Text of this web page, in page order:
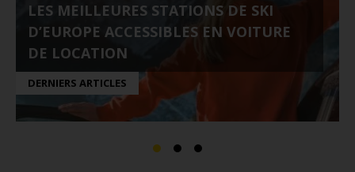
LES MEILLEURES STATIONS DE SKI
D’EUROPE ACCESSIBLES EN VOITURE
DE LOCATION
DERNIERS ARTICLES